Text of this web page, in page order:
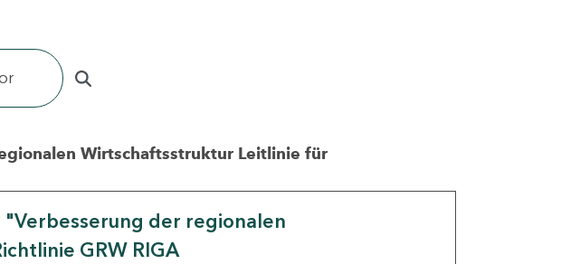
Wirtschaftsstruktur Leitlinie für
der regionalen
GRW RIGA